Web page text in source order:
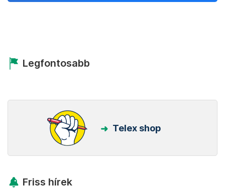
Legfontosabb
Telex shop
Friss hírek